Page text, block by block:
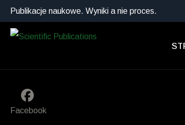
Publikacje naukowe. Wyniki a nie proces.
Facebook